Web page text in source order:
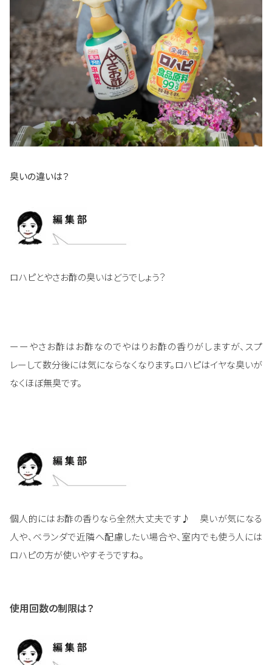
臭いの違いは？
ロハピとやさお酢の臭いはどうでしょう？
ーーやさお酢はお酢なのでやはりお酢の香りがしますが、スプ
レーして数分後には気にならなくなります。ロハピはイヤな臭いが
なくほぼ無臭です。
個人的にはお酢の香りなら全然大丈夫です♪ 臭いが気になる
人や、ベランダで近隣へ配慮したい場合や、室内でも使う人には
ロハピの方が使いやすそうですね。
使用回数の制限は？